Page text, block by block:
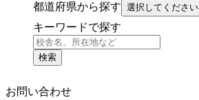
都道府県から探す 選択してください
キーワードで探す
検索
お問い合わせ